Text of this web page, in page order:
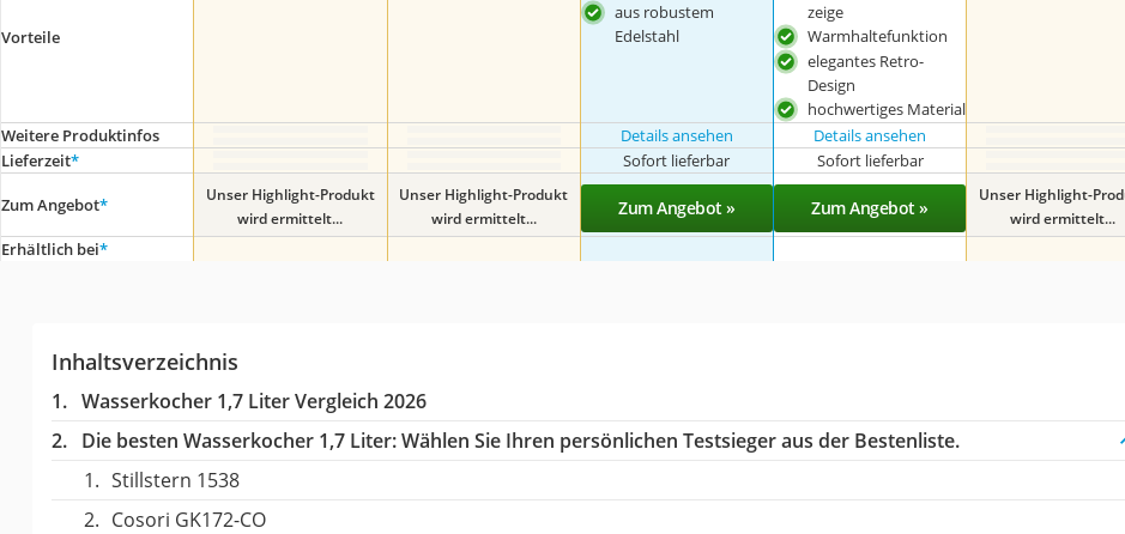
Vorteile
aus robustem
Edelstahl
zeige
Warmhaltefunktion
elegantes Retro-
Design
hochwertiges Material
Weitere Produktinfos Details ansehen Details ansehen
Lieferzeit* Sofort lieferbar Sofort lieferbar
Zum Angebot*
Unser Highlight-Produkt
wird ermittelt...
Unser Highlight-Produkt
wird ermittelt...
Zum Angebot » Zum Angebot »
Unser Highlight-
wird ermittelt...
Erhältlich bei*
Inhaltsverzeichnis
Wasserkocher 1,7 Liter Vergleich 2026
Die besten Wasserkocher 1,7 Liter:Wählen Sie Ihren persönlichen Testsieger aus der Bestenliste.
Stillstern 1538
Cosori GK172-CO